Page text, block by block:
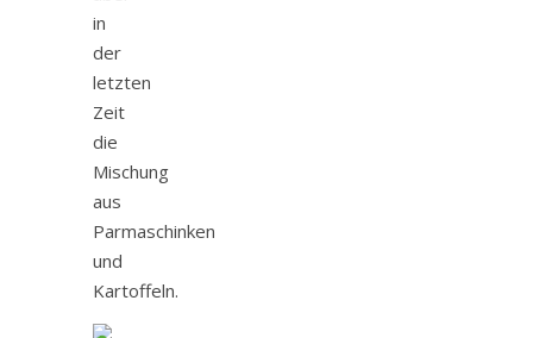
in
der
letzten
Zeit
die
Mischung
aus
Parmaschinken
und
Kartoffeln.